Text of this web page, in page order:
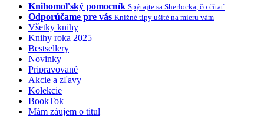
Knihomoľský pomocník Spýtajte sa Sherlocka, čo čítať
Odporúčame pre vás Knižné tipy ušité na mieru vám
Všetky knihy
Knihy roka 2025
Bestsellery
Novinky
Pripravované
Akcie a zľavy
Kolekcie
BookTok
Mám záujem o titul